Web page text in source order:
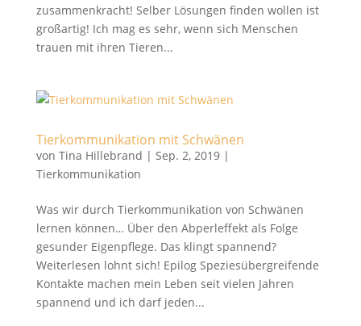
zusammenkracht! Selber Lösungen finden wollen ist
großartig! Ich mag es sehr, wenn sich Menschen
trauen mit ihren Tieren...
Tierkommunikation mit Schwänen
von Tina Hillebrand | Sep. 2, 2019|
Tierkommunikation
Was wir durch Tierkommunikation von Schwänen
lernen können… Über den Abperleffekt als Folge
gesunder Eigenpflege. Das klingt spannend?
Weiterlesen lohnt sich! Epilog Speziesübergreifende
Kontakte machen mein Leben seit vielen Jahren
spannend und ich darf jeden...